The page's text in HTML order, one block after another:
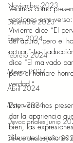
Noviembre 2023
Diciembre 2023
Enero 2024
Febrero 2024
Marzo 2024
Abril 2024
Mayo 2024
Devocionales Junio
Devocionales Julio
Veamos cómo
versiones este
Viviente dice “El
del apuro, pero el
actuar.” La
dice “El malvado
pero el hombre
verdad.”
Este verso nos
dar la apariencia
bien, las
diferentes